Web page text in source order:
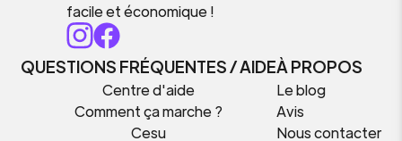
facile et économique !
QUESTIONS FRÉQUENTES / AIDE
Centre d'aide
Comment ça marche ?
Cesu
À PROPOS
Le blog
Avis
Nous contacter